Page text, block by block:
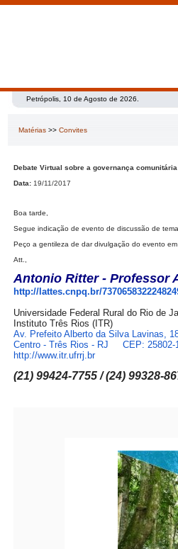
Petrópolis, 10 de Agosto de 2026.
Matérias >> Convites
Debate Virtual sobre a governança
Data: 19/11/2017
Boa tarde,
Segue indicação de evento de discussão de
Peço a gentileza de dar divulgação do evento
Att.,
Antonio Ritter - Professor
http://lattes.cnpq.br/
Universidade Federal Rural do Rio de
Instituto Três Rios (ITR)
Av. Prefeito Alberto da Silva Lavinas,
Centro - Três Rios - RJ
CEP: 25802-
http://www.itr.ufrrj.br
(21) 99424-7755 /(24) 99328-